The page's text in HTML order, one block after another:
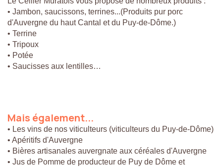
• Jambon, saucissons, terrines...(Produits pur porc
d'Auvergne du haut Cantal et du Puy-de-Dôme.)
• Terrine
• Tripoux
• Potée
• Saucisses aux lentilles…
Mais également...
• Les vins de nos viticulteurs (viticulteurs du Puy-de-Dôme)
• Apéritifs d'Auvergne
• Bières artisanales auvergnate aux céréales d'Auvergne
• Jus de Pomme de producteur de Puy de Dôme et